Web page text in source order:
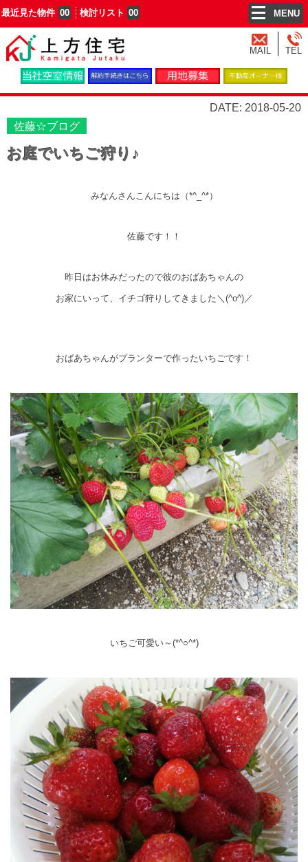
最近見た物件 00 検討リスト 00 MENU
MAIL TEL
DATE: 2018-05-20
佐藤☆ブログ
お庭でいちご狩り♪
みなんさんこんにちは（*^_^*）
佐藤です！！
昨日はお休みだったので彼のおばあちゃんの
お家にいって、イチゴ狩りしてきました＼(^o^)／
おばあちゃんがプランターで作ったいちごです！
いちご可愛い～(*^○^*)